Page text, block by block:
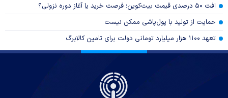
افت ۵۰ درصدی قیمت بیت‌کوین؛ فرصت خرید یا آغاز دوره نزولی؟
حمایت از تولید با پول‌پاشی ممکن نیست
تعهد ۱۱۰۰ هزار میلیارد تومانی دولت برای تامین کالابرگ